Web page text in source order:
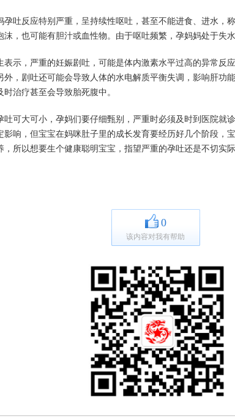
孕吐反应特别严重，呈持续性呕吐，甚至不能进食、进水，
沫，也可能有胆汁或血性物。由于呕吐频繁，孕妈妈处于失水
表示，严重的妊娠剧吐，可能是体内激素水平过高的异常反
外，剧吐还可能会导致人体的水电解质平衡失调，影响肝功
时治疗甚至会导致胎死腹中。
吐可大可小，孕妈们要仔细甄别，严重时必须及时到医院就
影响，但宝宝在妈咪肚子里的成长发育要经历好几个阶段，
，所以想要生个健康聪明宝宝，指望严重的孕吐还是不切实际
0
该内容对我有帮助